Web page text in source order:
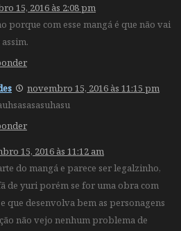
15, 2016 às 2:08 pm
porque com esse mangá é que não vai
novembro 15, 2016 às 11:15 pm
15, 2016 às 11:12 am
do mangá e parece ser legalzinho,
de yuri porém se for uma obra com
que desenvolva bem as personagens
não vejo nenhum problema de